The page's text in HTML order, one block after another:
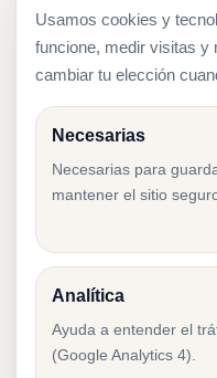
la
Estonia?
Cuéntanos sobre
recomendaremos
Contactar
Usamos cookies y
funcione, medir visitas y
cambiar tu elección
Necesarias
Necesarias para
mantener el sitio
Analítica
Ayuda a entender el
(Google Analytics 4).